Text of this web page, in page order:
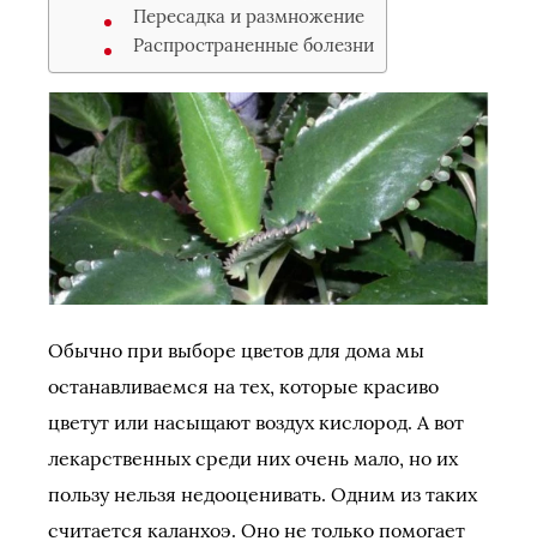
Пересадка и размножение
Распространенные болезни
Обычно при выборе цветов для дома мы
останавливаемся на тех, которые красиво
цветут или насыщают воздух кислород. А вот
лекарственных среди них очень мало, но их
пользу нельзя недооценивать. Одним из таких
считается каланхоэ. Оно не только помогает